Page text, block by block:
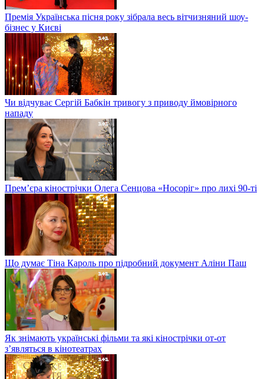
Премія Українська пісня року зібрала весь вітчизняний шоу-
бізнес у Києві
Чи відчуває Сергій Бабкін тривогу з приводу ймовірного
нападу
Прем’єра кінострічки Олега Сенцова «Носоріг» про лихі 90-ті
Що думає Тіна Кароль про підробний документ Аліни Паш
Як знімають українські фільми та які кінострічки от-от
з’являться в кінотеатрах